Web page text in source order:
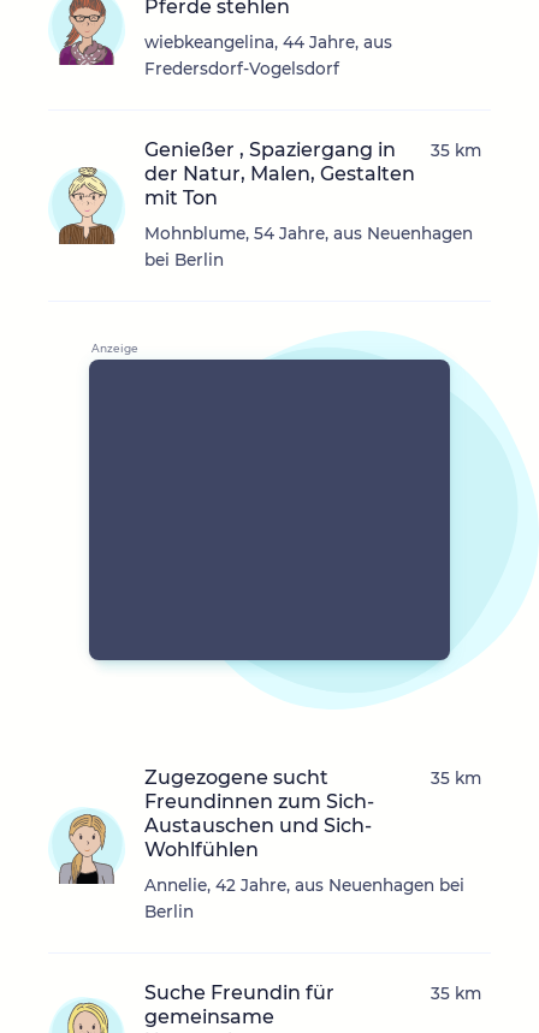
Pferde stehlen
wiebkeangelina, 44 Jahre, aus
Fredersdorf-Vogelsdorf
Genießer , Spaziergang in
der Natur, Malen, Gestalten
mit Ton
Mohnblume, 54 Jahre, aus Neuenhagen
bei Berlin
35 km
Zugezogene sucht
Freundinnen zum Sich-
Austauschen und Sich-
Wohlfühlen
Annelie, 42 Jahre, aus Neuenhagen bei
Berlin
35 km
Suche Freundin für
gemeinsame
35 km